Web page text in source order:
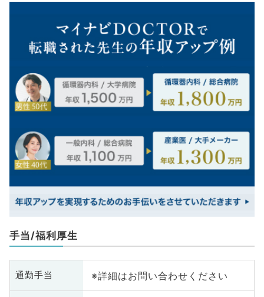
手当/福利厚生
通勤手当 ※詳細はお問い合わせください